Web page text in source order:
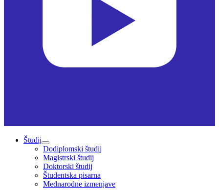
Študij
Dodiplomski študij
Magistrski študij
Doktorski študij
Študentska pisarna
Mednarodne izmenjave